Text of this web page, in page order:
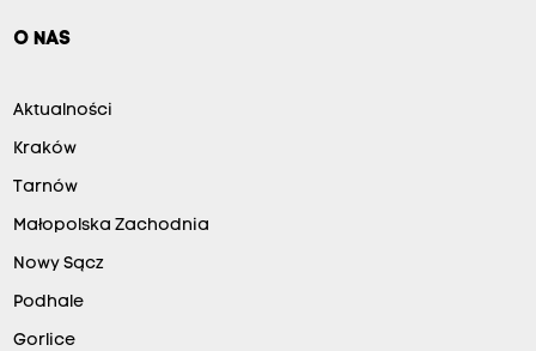
O NAS
Aktualności
Kraków
Tarnów
Małopolska Zachodnia
Nowy Sącz
Podhale
Gorlice